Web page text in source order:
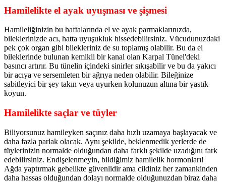
Hamilelikte el ayak uyuşması ve şişmesi
Hamileliğinizin bu haftalarında el ve ayak parmaklarınızda,
bileklerinizde acı, hatta uyuşukluk hissedebilirsiniz. Vücudunuzdaki
pek çok organ gibi bilekleriniz de su toplamış olabilir. Bu da el
bileklerinde bulunan kemikli bir kanal olan Karpal Tünel'deki
basıncı artırır. Bu tünelin içindeki sinirler sıkışabilir ve bu da yakıcı
bir acıya ve sersemleten bir ağrıya neden olabilir. Bileğinize
sabitleyici bir şey takın veya uyurken kolunuzun altına bir yastık
koyun.
Hamilelikte saçlar ve tüyler
Biliyorsunuz hamileyken saçınız daha hızlı uzamaya başlayacak ve
daha fazla parlak olacak. Aynı şekilde, beklenmedik yerlerde de
tüylerinizin normalde olduğundan daha farklı şekilde uzadığını fark
edebilirsiniz. Endişelenmeyin, bildiğimiz hamilelik hormonları!
Ağda yaptırmak gebelikte güvenlidir ama cildiniz her zamankinden
daha hassas olduğundan dolayı normalde olduğunuzdan biraz daha